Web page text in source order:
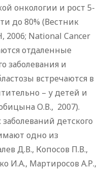
онкологии и рост 5-
до 80% (Вестник
National Cancer
отдаленные
заболевания и
встречаются в
– у детей и
О.В., 2007).
детского
одно из
Д.В., Копосов П.В.,
И.А., Мартиросов А.Р.,